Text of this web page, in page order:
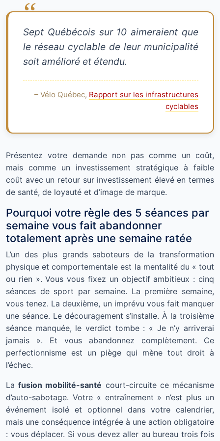
Sept Québécois sur 10 aimeraient que
le réseau cyclable de leur municipalité
soit amélioré et étendu.
– Vélo Québec, Rapport sur les infrastructures
cyclables
Présentez votre demande non pas comme un coût,
mais comme un investissement stratégique à faible
coût avec un retour sur investissement élevé en termes
de santé, de loyauté et d’image de marque.
Pourquoi votre règle des 5 séances par
semaine vous fait abandonner
totalement après une semaine ratée
L’un des plus grands saboteurs de la transformation
physique et comportementale est la mentalité du « tout
ou rien ». Vous vous fixez un objectif ambitieux : cinq
séances de sport par semaine. La première semaine,
vous tenez. La deuxième, un imprévu vous fait manquer
une séance. Le découragement s’installe. À la troisième
séance manquée, le verdict tombe : « Je n’y arriverai
jamais ». Et vous abandonnez complètement. Ce
perfectionnisme est un piège qui mène tout droit à
l’échec.
Lafusion mobilité-santé court-circuite ce mécanisme
d’auto-sabotage. Votre « entraînement » n’est plus un
événement isolé et optionnel dans votre calendrier,
mais une conséquence intégrée à une action obligatoire
: vous déplacer. Si vous devez aller au bureau trois fois